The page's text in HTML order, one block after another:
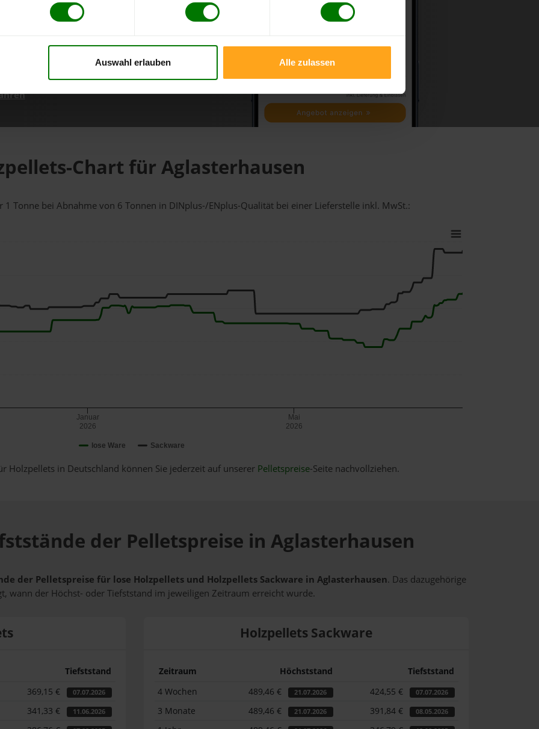
Auswahl erlauben Alle zulassen
Chart für Aglasterhausen
1 Tonne bei Abnahmevon 6 Tonnen in DINplus-/ENplus-Qualität bei einer Lieferstelle inkl. MwSt.:
lose Ware Sackware
Januar
2026
Mai
2026
Holzpellets in Deutschland können Sie jederzeit auf unserer Pelletspreise-Seite nachvollziehen.
der Pelletspreise in Aglasterhausen
der Pelletspreise für lose Holzpellets und Holzpellets Sackware in Aglasterhausen. Das dazugehörige
wann der Höchst- oder Tiefststand im jeweiligen Zeitraum erreicht wurde.
Tiefststand
369,15 € 07.07.2026
341,33 € 11.06.2026
Holzpellets Sackware
Zeitraum Höchststand
Tiefststand
4 Wochen
489,46 € 21.07.2026 424,55 € 07.07.2026
3 Monate 489,46 € 21.07.2026 391,84 € 08.05.2026